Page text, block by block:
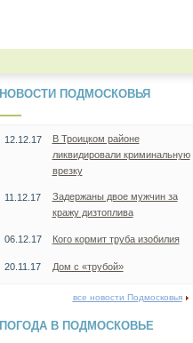
НОВОСТИ ПОДМОСКОВЬЯ
12.12.17
В Троицком районе
ликвидировали криминальную
врезку
11.12.17
Задержаны двое мужчин за
кражу дизтоплива
06.12.17 Кого кормит труба изобилия
20.11.17 Дом с «трубой»
все новости Подмосковья
ПОГОДА В ПОДМОСКОВЬЕ